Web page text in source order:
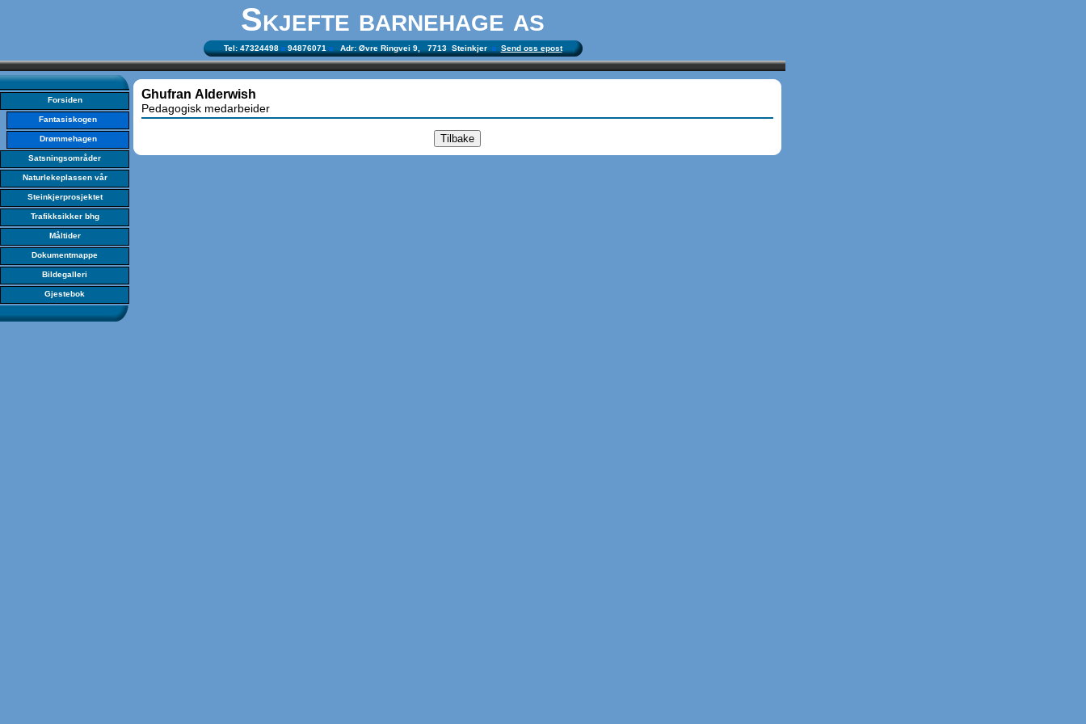
Skjefte barnehage as
Tel: 47324498 94876071 Adr: Øvre Ringvei 9, 7713 Steinkjer Send oss epost
Forsiden
Fantasiskogen
Drømmehagen
Satsningsområder
Naturlekeplassen vår
Steinkjerprosjektet
Trafikksikker bhg
Måltider
Dokumentmappe
Bildegalleri
Gjestebok
Ghufran Alderwish
Pedagogisk medarbeider